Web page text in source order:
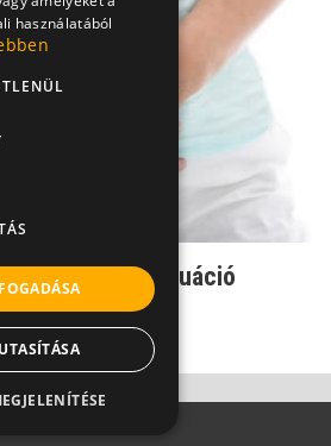
a menstruáció
használatából